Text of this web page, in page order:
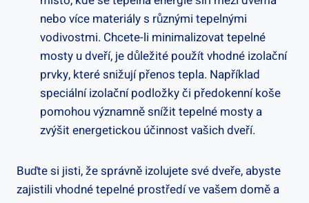
nebo více materiály s různými tepelnými
vodivostmi. Chcete-li minimalizovat tepelné
mosty u dveří, je důležité použít vhodné izolační
prvky, které snižují přenos tepla. Například
speciální izolační podložky či předokenní koše
pomohou významně snížit tepelné mosty a
zvýšit energetickou účinnost vašich dveří.
Buďte si jisti, že správně izolujete své dveře, abyste
zajistili vhodné tepelné prostředí ve vašem domě a